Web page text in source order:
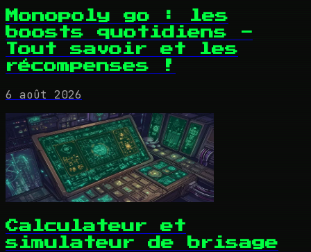
Monopoly go : les
boosts quotidiens -
Tout savoir et les
récompenses !
6 août 2026
Calculateur et
simulateur de brisage